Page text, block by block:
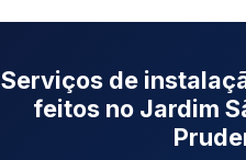
Serviços de
feitos no Jardim